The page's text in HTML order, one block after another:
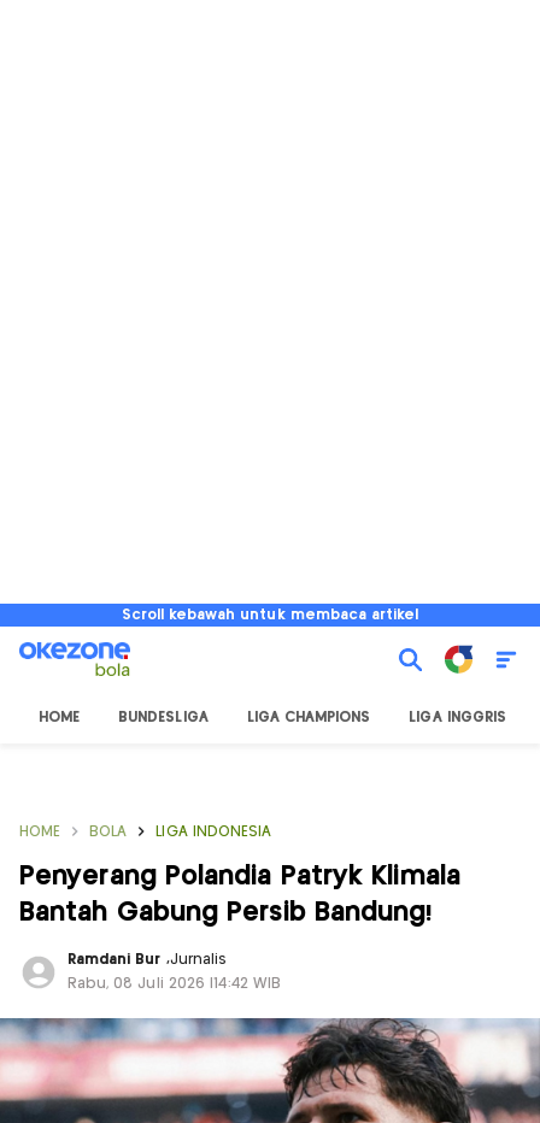
Scroll kebawah untuk membaca artikel
HOME BUNDESLIGA LIGA CHAMPIONS LIGA INGGRIS
HOME BOLA LIGA INDONESIA
Penyerang Polandia Patryk Klimala
Bantah Gabung Persib Bandung!
Ramdani Bur ,Jurnalis
Rabu, 08 Juli 2026 |14:42 WIB